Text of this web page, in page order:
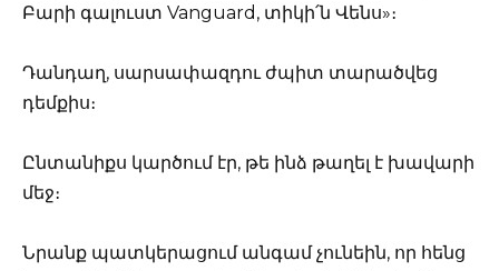
Բարի գալուստ Vanguard, տիկի՛ն Վենս»։
Դանդաղ, սարսափազդու ժպիտ տարածվեց
դեմքիս։
Ընտանիքս կարծում էր, թե ինձ թաղել է խավարի
մեջ։
Նրանք պատկերացում անգամ չունեին, որ հենց